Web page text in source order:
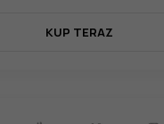
KUP TERAZ